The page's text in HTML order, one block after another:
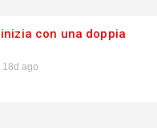
con una doppia
18d ago